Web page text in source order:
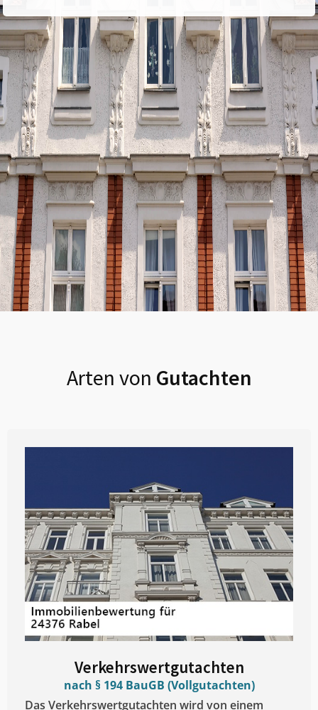
Arten von Gutachten
Verkehrswertgutachten
nach § 194 BauGB (Vollgutachten)
Das Verkehrswertgutachten wird von einem